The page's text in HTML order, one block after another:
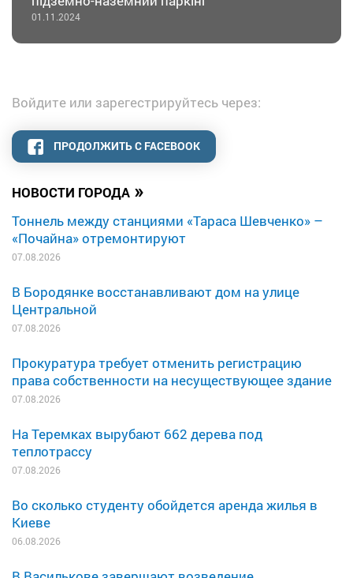
НОВОСТИ ГОРОДА »
Тоннель между станциями «Тараса Шевченко» –
«Почайна» отремонтируют
07.08.2026
В Бородянке восстанавливают дом на улице
Центральной
07.08.2026
Прокуратура требует отменить регистрацию
права собственности на несуществующее здание
07.08.2026
На Теремках вырубают 662 дерева под
теплотрассу
07.08.2026
Во сколько студенту обойдется аренда жилья в
Киеве
06.08.2026
01.11.2024
Войдите или зарегестрируйтесь через:
ПРОДОЛЖИТЬ С FACEBOOK